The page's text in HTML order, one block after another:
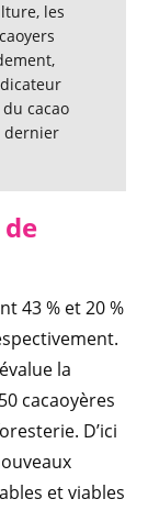
les
cacao
dernier
43 % et 20 %
la
cacaoyères
D’ici
et viables